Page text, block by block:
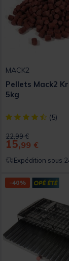
MACK2
Pellets Mack2
5kg
[object Object] out
(5)
Price reduced from
22,99 €to
15,99 €
Expédition sous
-40%